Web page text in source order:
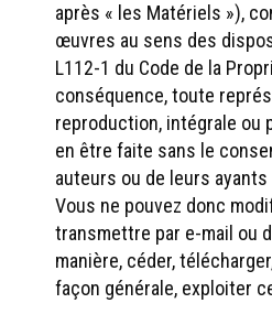
après « les Matériels »),
œuvres au sens des
L112-1 du Code de la
conséquence, toute
reproduction, intégrale ou
en être faite sans le
auteurs ou de leurs
Vous ne pouvez donc
transmettre par e-mail ou
manière, céder,
façon générale, exploiter